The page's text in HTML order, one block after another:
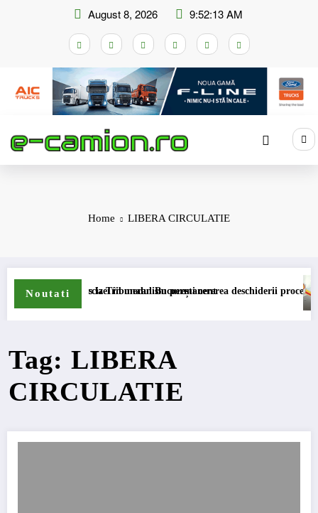
August 8, 2026 9:52:14 AM
Home LIBERA CIRCULATIE
Noutati
a accizei în mecanism permanent
STB a depus la Tribunalul București cererea deschiderii procedurii de
Tag: LIBERA
CIRCULATIE